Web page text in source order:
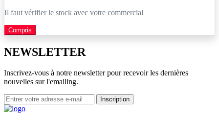
Il faut vérifier le stock avec votre commercial
Compris
NEWSLETTER
Inscrivez-vous à notre newsletter pour recevoir les dernières
nouvelles sur l'emailing.
Inscription